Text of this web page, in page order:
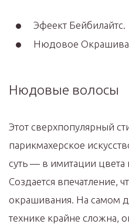
Эфеект Бейбилайтс.
Нюдовое
Нюдовые волосы
Этот сверхпопулярный
парикмахерское
суть — в имитации цвета
Создается впечатление,
окрашивания. На самом
технике крайне сложна,